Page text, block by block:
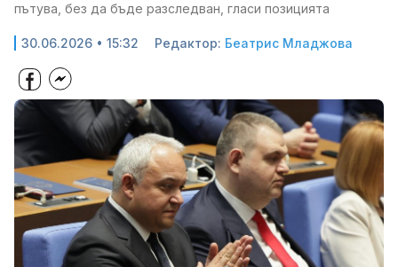
пътува, без да бъде разследван, гласи позицията
30.06.2026 • 15:32 Редактор: Беатрис Младжова